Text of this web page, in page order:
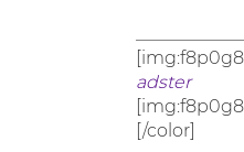
[/color]